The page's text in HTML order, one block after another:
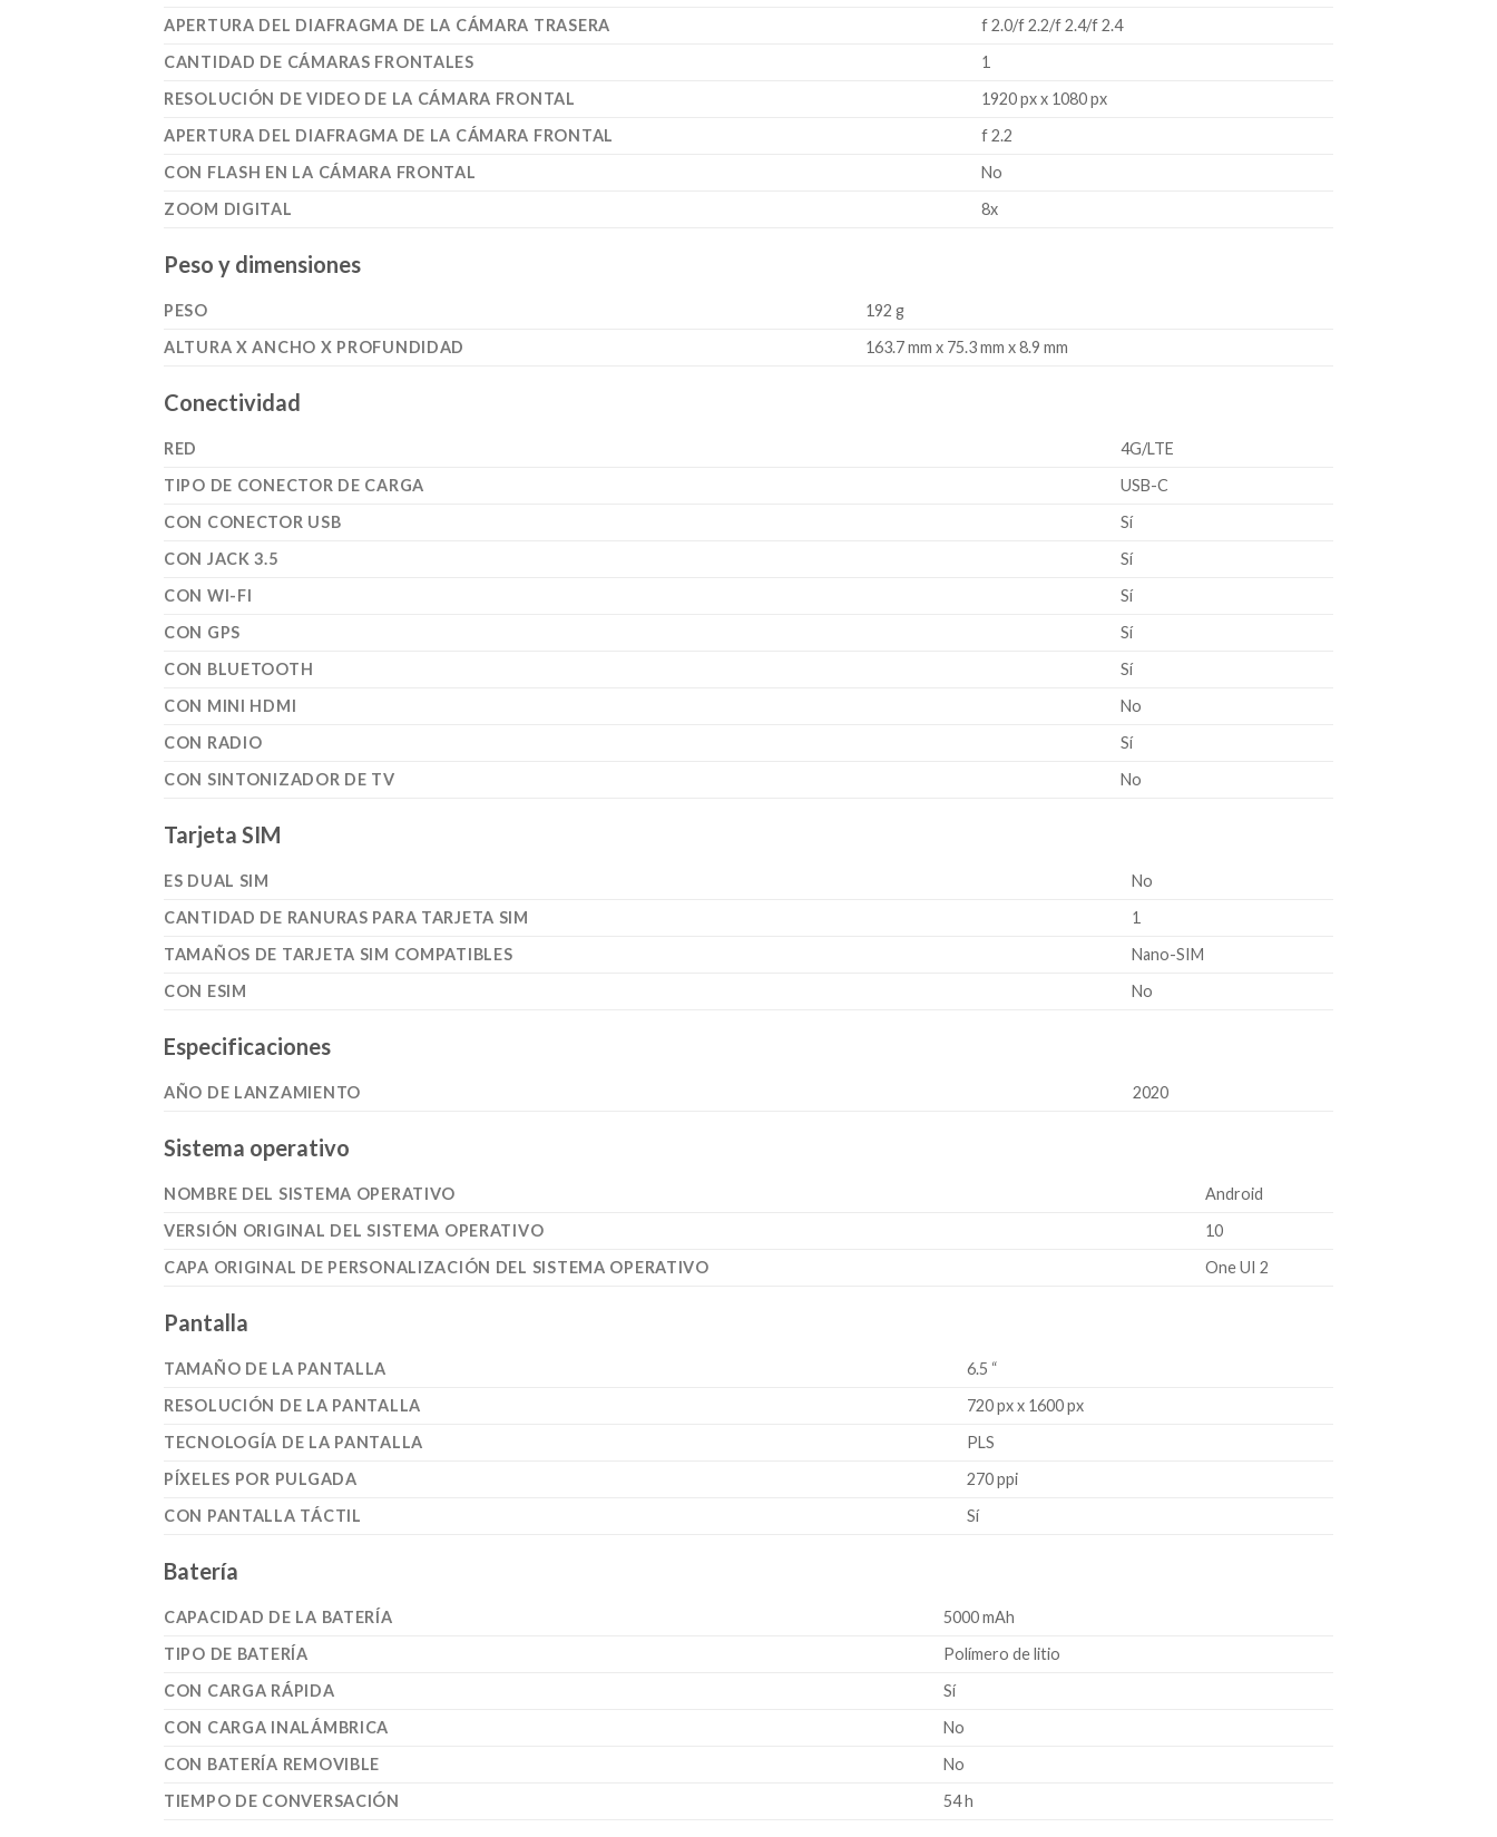
APERTURA DEL DIAFRAGMA DE LA CÁMARA TRASERA
f 2.0/f 2.2/f 2.4/f 2.4
CANTIDAD DE CÁMARAS FRONTALES
1
RESOLUCIÓN DE VIDEO DE LA CÁMARA FRONTAL
1920 px x 1080 px
APERTURA DEL DIAFRAGMA DE LA CÁMARA FRONTAL
f 2.2
CON FLASH EN LA CÁMARA FRONTAL
No
ZOOM DIGITAL
8x
Peso y dimensiones
PESO
192 g
ALTURA X ANCHO X PROFUNDIDAD
163.7 mm x 75.3 mm x 8.9 mm
Conectividad
RED
4G/LTE
TIPO DE CONECTOR DE CARGA
USB-C
CON CONECTOR USB
Sí
CON JACK 3.5
Sí
CON WI-FI
Sí
CON GPS
Sí
CON BLUETOOTH
Sí
CON MINI HDMI
No
CON RADIO
Sí
CON SINTONIZADOR DE TV
No
Tarjeta SIM
ES DUAL SIM
No
CANTIDAD DE RANURAS PARA TARJETA SIM
1
TAMAÑOS DE TARJETA SIM COMPATIBLES
Nano-SIM
CON ESIM
No
Especificaciones
AÑO DE LANZAMIENTO 2020
Sistema operativo
NOMBRE DEL SISTEMA OPERATIVO
Android
VERSIÓN ORIGINAL DEL SISTEMA OPERATIVO
10
CAPA ORIGINAL DE PERSONALIZACIÓN DEL SISTEMA OPERATIVO
One UI 2
Pantalla
TAMAÑO DE LA PANTALLA
6.5 “
RESOLUCIÓN DE LA PANTALLA
720 px x 1600 px
TECNOLOGÍA DE LA PANTALLA
PLS
PÍXELES POR PULGADA
270 ppi
CON PANTALLA TÁCTIL
Sí
Batería
CAPACIDAD DE LA BATERÍA
5000 mAh
TIPO DE BATERÍA
Polímero de litio
CON CARGA RÁPIDA
Sí
CON CARGA INALÁMBRICA
No
CON BATERÍA REMOVIBLE
No
TIEMPO DE CONVERSACIÓN
54 h